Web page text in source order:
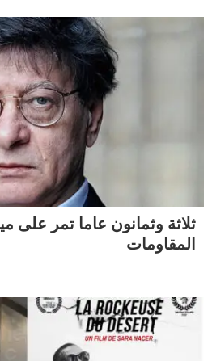
ثلاثة وثمانون عاما تمر على
المقاومات